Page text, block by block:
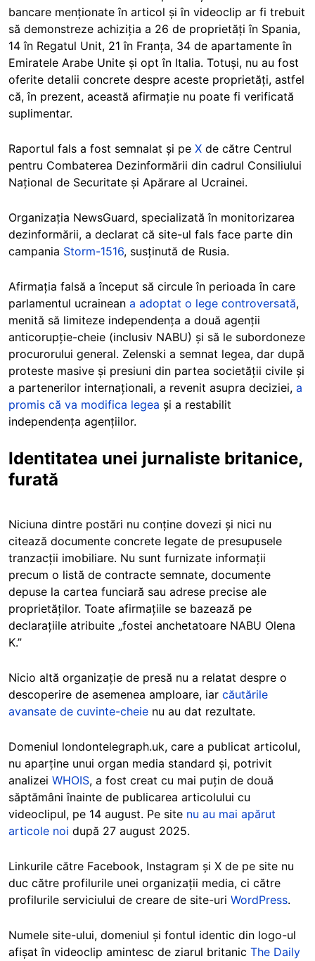
bancare menționate în articol și în videoclip ar fi trebuit
să demonstreze achiziția a 26 de proprietăți în Spania,
14 în Regatul Unit, 21 în Franța, 34 de apartamente în
Emiratele Arabe Unite și opt în Italia. Totuși, nu au fost
oferite detalii concrete despre aceste proprietăți, astfel
că, în prezent, această afirmație nu poate fi verificată
suplimentar.
Raportul fals a fost semnalat și pe X de către Centrul
pentru Combaterea Dezinformării din cadrul Consiliului
Național de Securitate și Apărare al Ucrainei.
Organizația NewsGuard, specializată în monitorizarea
dezinformării, a declarat că site-ul fals face parte din
campania Storm-1516, susținută de Rusia.
Afirmația falsă a început să circule în perioada în care
parlamentul ucrainean a adoptat o lege controversată,
menită să limiteze independența a două agenții
anticorupție-cheie (inclusiv NABU) și să le subordoneze
procurorului general. Zelenski a semnat legea, dar după
proteste masive și presiuni din partea societății civile și
a partenerilor internaționali, a revenit asupra deciziei, a
promis că va modifica legea și a restabilit
independența agențiilor.
Identitatea unei jurnaliste britanice,
furată
Niciuna dintre postări nu conține dovezi și nici nu
citează documente concrete legate de presupusele
tranzacții imobiliare. Nu sunt furnizate informații
precum o listă de contracte semnate, documente
depuse la cartea funciară sau adrese precise ale
proprietăților. Toate afirmațiile se bazează pe
declarațiile atribuite „fostei anchetatoare NABU Olena
K.”
Nicio altă organizație de presă nu a relatat despre o
descoperire de asemenea amploare, iar căutările
avansate de cuvinte-cheie nu au dat rezultate.
Domeniul londontelegraph.uk, care a publicat articolul,
nu aparține unui organ media standard și, potrivit
analizei WHOIS, a fost creat cu mai puțin de două
săptămâni înainte de publicarea articolului cu
videoclipul, pe 14 august. Pe site nu au mai apărut
articole noi după 27 august 2025.
Linkurile către Facebook, Instagram și X de pe site nu
duc către profilurile unei organizații media, ci către
profilurile serviciului de creare de site-uri WordPress.
Numele site-ului, domeniul și fontul identic din logo-ul
afișat în videoclip amintesc de ziarul britanic The Daily